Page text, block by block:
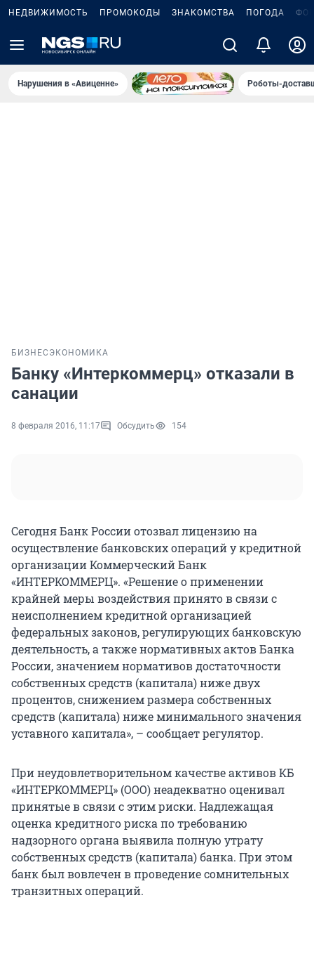
НЕДВИЖИМОСТЬ ПРОМОКОДЫ ЗНАКОМСТВА ПОГОДА
Нарушения в «Авиценне» Роботы-
БИЗНЕС ЭКОНОМИКА
Банку «Интеркоммерц» отказали в
санации
8 февраля 2016, 11:17 Обсудить 154
Сегодня Банк России отозвал лицензию на
осуществление банковских операций у кредитной
организации Коммерческий Банк
«ИНТЕРКОММЕРЦ». «Решение о применении
крайней меры воздействия принято в связи с
неисполнением кредитной организацией
федеральных законов, регулирующих банковскую
деятельность, а также нормативных актов Банка
России, значением нормативов достаточности
собственных средств (капитала) ниже двух
процентов, снижением размера собственных
средств (капитала) ниже минимального значения
уставного капитала», – сообщает регулятор.
При неудовлетворительном качестве активов КБ
«ИНТЕРКОММЕРЦ» (ООО) неадекватно оценивал
принятые в связи с этим риски. Надлежащая
оценка кредитного риска по требованию
надзорного органа выявила полную утрату
собственных средств (капитала) банка. При этом
банк был вовлечен в проведение сомнительных
транзитных операций.